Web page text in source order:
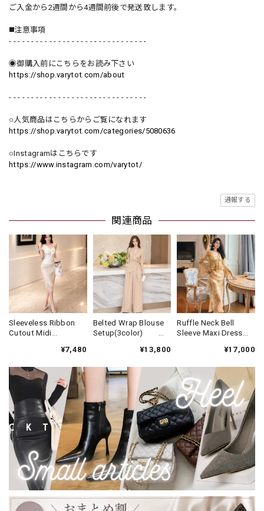
ご入金から2週間から4週間前後で発送致します。
◼️注意事項
- - - - - - - - - - - - - - - - - - - - - - - - - - - - - - -
◉御購入前にこちらをお読み下さい
https://shop.varytot.com/about
- - - - - - - - - - - - - - - - - - - - - - - - - - - - - - -
○人気商品はこちらからご覧になれます
https://shop.varytot.com/categories/5080636
○Instagramはこちらです
https://www.instagram.com/varytot/
通報する
関連商品
Sleeveless Ribbon
Cutout Midi
¥7,480
Belted Wrap Blouse
Setup(3color)
¥13,800
Ruffle Neck Bell
Sleeve Maxi Dress
¥17,000